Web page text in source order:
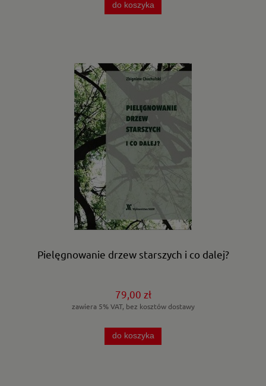
do koszyka
Pielęgnowanie drzew starszych i co dalej?
79,00 zł
zawiera 5% VAT, bez kosztów dostawy
do koszyka